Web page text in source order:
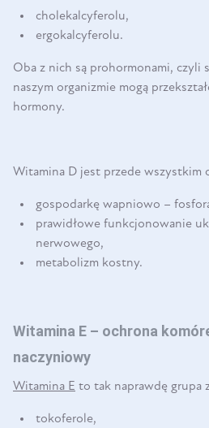
cholekalcyferolu,
ergokalcyferolu.
Oba z nich są prohormonami, czyli
naszym organizmie mogą
hormony.
Witamina D jest przede wszystkim
gospodarkę wapniowo –
prawidłowe funkcjonowanie
nerwowego,
metabolizm kostny.
Witamina E – ochrona
naczyniowy
Witamina E to tak naprawdę grupa
tokoferole,